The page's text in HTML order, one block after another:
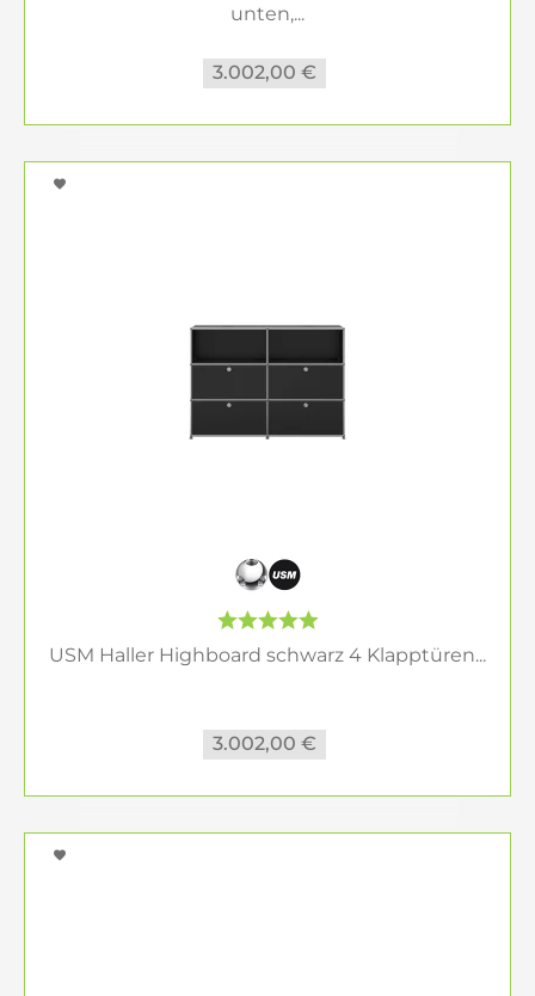
unten,...
3.002,00 €
USM Haller Highboard schwarz 4 Klapptüren...
3.002,00 €